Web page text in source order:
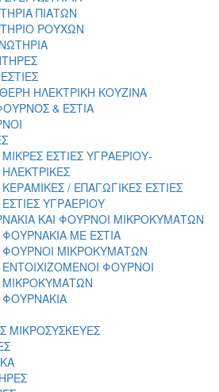
ΠΙΑΤΩΝ
ΡΟΥΧΩΝ
ΗΛΕΚΤΡΙΚΗ ΚΟΥΖΙΝΑ
& ΕΣΤΙΑ
ΜΙΚΡΕΣ ΕΣΤΙΕΣ ΥΓΡΑΕΡΙΟΥ-
ΗΛΕΚΤΡΙΚΕΣ
ΚΕΡΑΜΙΚΕΣ / ΕΠΑΓΩΓΙΚΕΣ ΕΣΤΙΕΣ
ΕΣΤΙΕΣ ΥΓΡΑΕΡΙΟΥ
ΚΑΙ ΦΟΥΡΝΟΙ ΜΙΚΡΟΚΥΜΑΤΩΝ
ΦΟΥΡΝΑΚΙΑ ΜΕ ΕΣΤΙΑ
ΦΟΥΡΝΟΙ ΜΙΚΡΟΚΥΜΑΤΩΝ
ΕΝΤΟΙΧΙΖΟΜΕΝΟΙ ΦΟΥΡΝΟΙ
ΜΙΚΡΟΚΥΜΑΤΩΝ
ΦΟΥΡΝΑΚΙΑ
ΜΙΚΡΟΣΥΣΚΕΥΕΣ